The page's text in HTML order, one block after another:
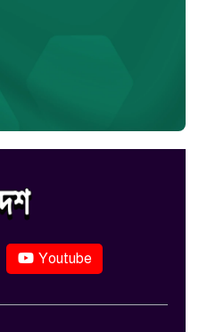
Youtube